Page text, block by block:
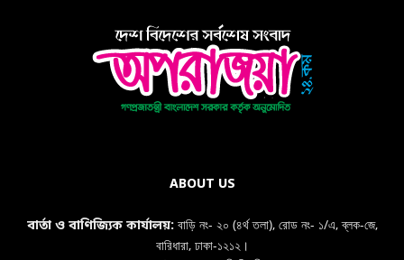
ABOUT US
বার্তা ও বাণিজ্যিক কার্যালয়: বাড়ি নং- ২০ (৪র্থ তলা), রোড নং- ১/এ, ব্লক-জে,
বারিধারা, ঢাকা-১২১২।